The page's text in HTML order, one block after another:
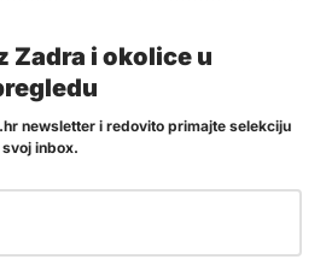
Zadra i okolice u
newsletter i redovito primajte selekciju
inbox.